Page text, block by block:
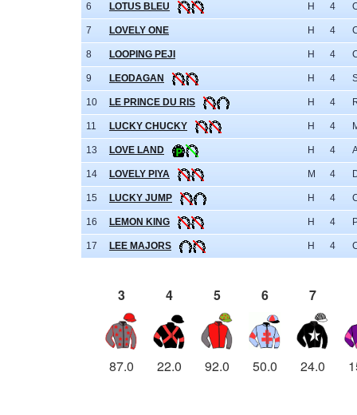
6 LOTUS BLEU H 4
7 LOVELY ONE H 4
8 LOOPING PEJI H 4
9 LEODAGAN H 4
10 LE PRINCE DU RIS H 4
11 LUCKY CHUCKY H 4
13 LOVE LAND H 4
14 LOVELY PIYA M 4
15 LUCKY JUMP H 4
16 LEMON KING H 4
17 LEE MAJORS H 4
3 4 5 6 7
87.0 22.0 92.0 50.0 24.0